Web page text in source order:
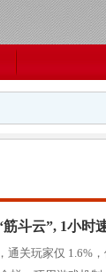
斗云”, 1小时
通关玩家仅 1.6%